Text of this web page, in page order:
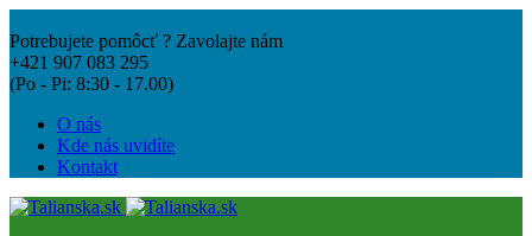
Potrebujete pomôcť ? Zavolajte nám
+421 907 083 295
(Po - Pi: 8:30 - 17.00)
O nás
Kde nás uvidíte
Kontakt